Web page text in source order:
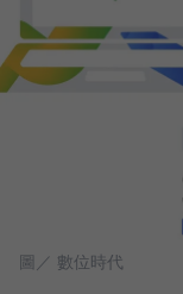
圖／ 數位時代